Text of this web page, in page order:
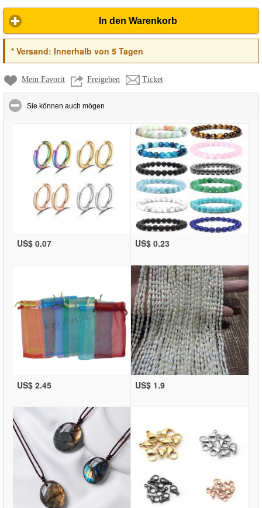
In den Warenkorb
*Versand: Innerhalb von 5 Tagen
Mein Favorit Freigeben Ticket
Sie können auch mögen
US$ 0.07 US$ 0.23
US$ 2.45 US$ 1.9